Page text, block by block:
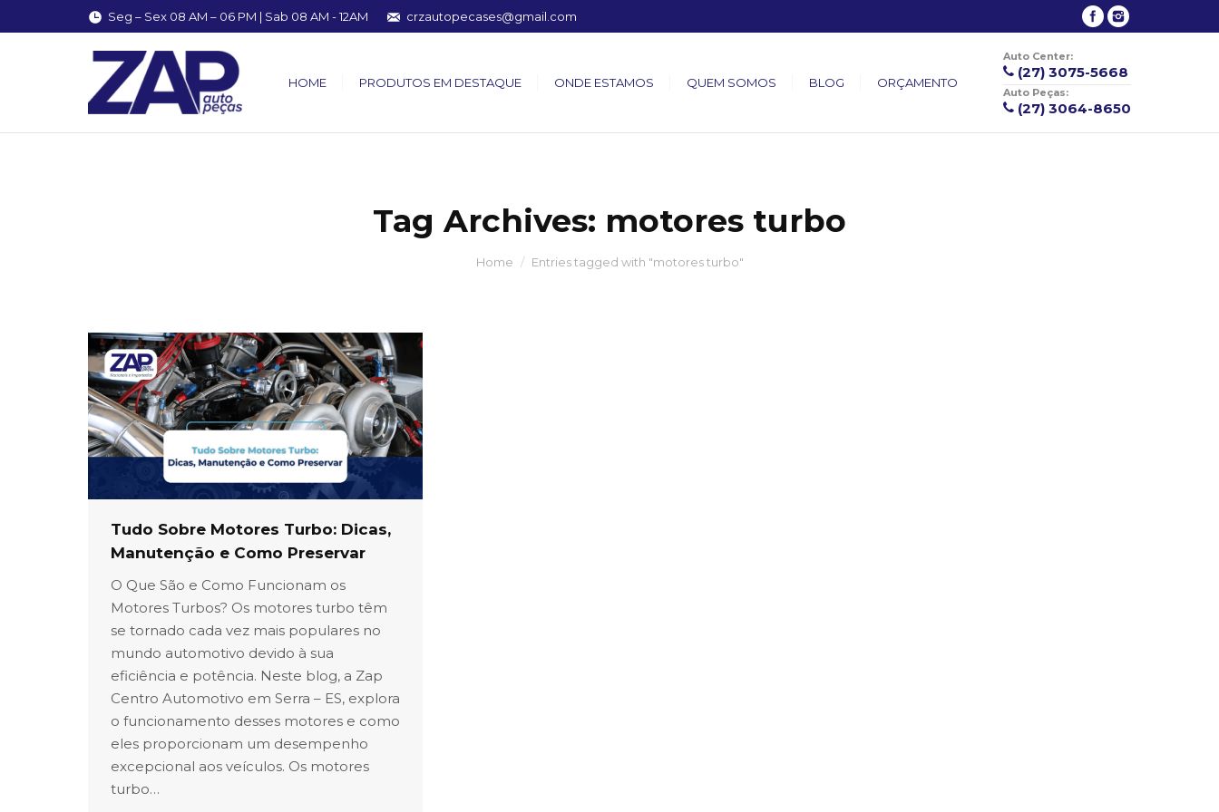
Seg – Sex 08 AM – 06 PM | Sab 08 AM - 12AM crzautopecases@gmail.com
HOME PRODUTOS EM DESTAQUE ONDE ESTAMOS QUEM SOMOS BLOG ORÇAMENTO
Auto Center:
(27) 3075-5668
Auto Peças:
(27) 3064-8650
Tag Archives: motores turbo
Home Entries tagged with "motores turbo"
Tudo Sobre Motores Turbo: Dicas,
Manutenção e Como Preservar
O Que São e Como Funcionam os
Motores Turbos? Os motores turbo têm
se tornado cada vez mais populares no
mundo automotivo devido à sua
eficiência e potência. Neste blog, a Zap
Centro Automotivo em Serra – ES, explora
o funcionamento desses motores e como
eles proporcionam um desempenho
excepcional aos veículos. Os motores
turbo…